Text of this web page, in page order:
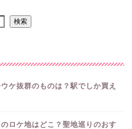
検索
ケ抜群のものは？駅でしか買え
ロケ地はどこ？聖地巡りのおす